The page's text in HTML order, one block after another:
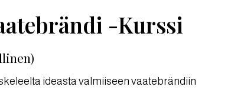
-Kurssi
ideasta valmiiseen vaatebrändiin